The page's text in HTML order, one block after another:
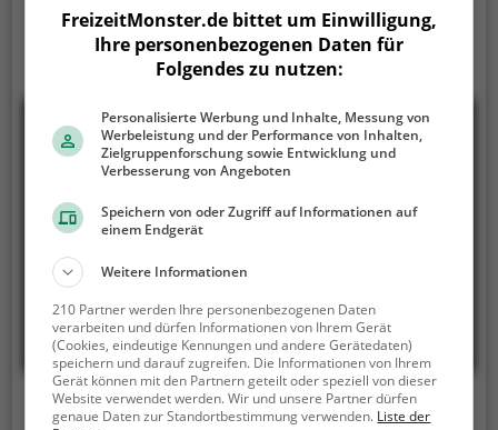
Try To Escape
FreizeitMonster.de bittet um Einwilligung,
Ihre personenbezogenen Daten für
Folgendes zu nutzen:
Personalisierte Werbung und Inhalte, Messung von
Werbeleistung und der Performance von Inhalten,
Zielgruppenforschung sowie Entwicklung und
Verbesserung von Angeboten
Speichern von oder Zugriff auf Informationen auf
einem Endgerät
Weitere Informationen
210 Partner werden Ihre personenbezogenen Daten
verarbeiten und dürfen Informationen von Ihrem Gerät
(Cookies, eindeutige Kennungen und andere Gerätedaten)
speichern und darauf zugreifen. Die Informationen von Ihrem
Gerät können mit den Partnern geteilt oder speziell von dieser
Website verwendet werden. Wir und unsere Partner dürfen
genaue Daten zur Standortbestimmung verwenden. Liste der